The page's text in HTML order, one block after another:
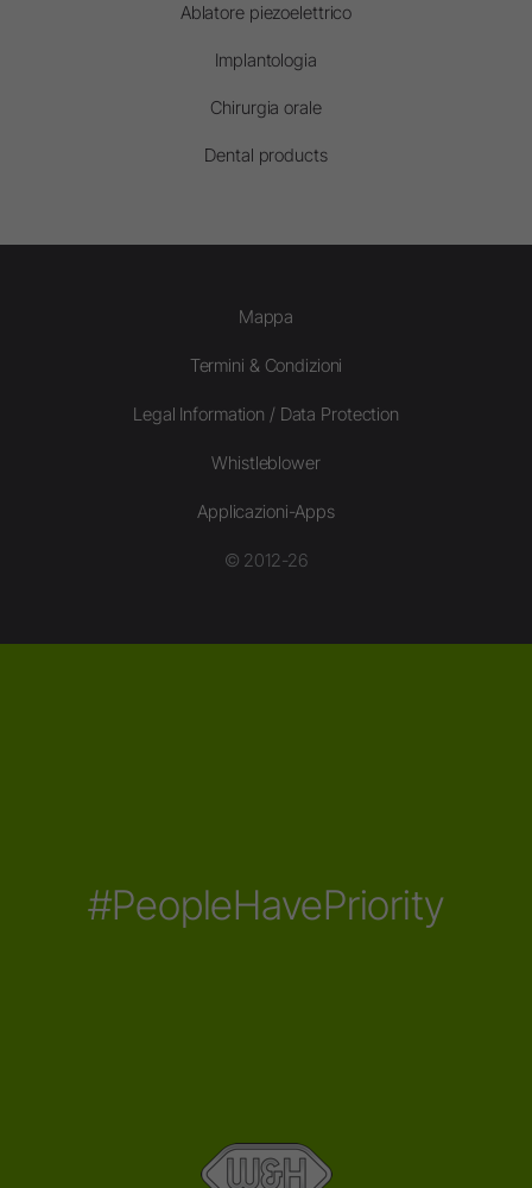
Ablatore piezoelettrico
Implantologia
Chirurgia orale
Dental products
Mappa
Termini & Condizioni
Legal Information / Data Protection
Whistleblower
Applicazioni-Apps
© 2012-26
#PeopleHavePriority